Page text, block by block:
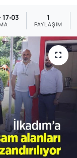
1
PAYLAŞIM